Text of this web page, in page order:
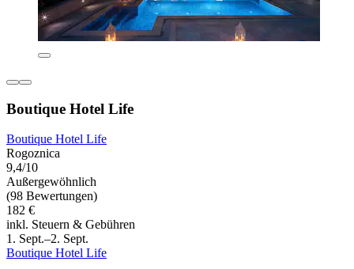
Boutique Hotel Life
Boutique Hotel Life
Rogoznica
9,4/10
Außergewöhnlich
(98 Bewertungen)
182 €
inkl. Steuern & Gebühren
1. Sept.–2. Sept.
Boutique Hotel Life